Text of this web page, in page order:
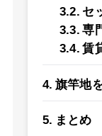
セ
専
賃
旗竿地
まとめ